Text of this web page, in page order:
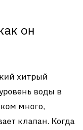
он
хитрый
воды в
много,
клапан. Когда